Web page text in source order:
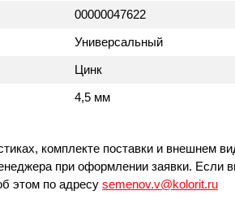
00000047622
Универсальный
Цинк
4,5 мм
комплекте поставки и внешнем
при оформлении заявки. Если
этом по адресу semenov.v@kolorit.ru